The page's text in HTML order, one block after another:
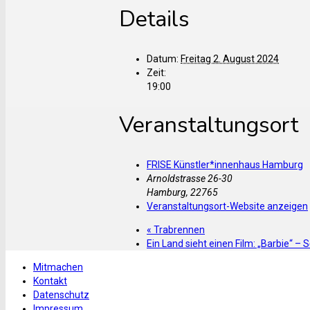
Details
Datum: Freitag 2. August 2024
Zeit:
19:00
Veranstaltungsort
FRISE Künstler*innenhaus Hamburg
Arnoldstrasse 26-30
Hamburg, 22765
Veranstaltungsort-Website anzeigen
« Trabrennen
Ein Land sieht einen Film: „Barbie“ –
Mitmachen
Kontakt
Datenschutz